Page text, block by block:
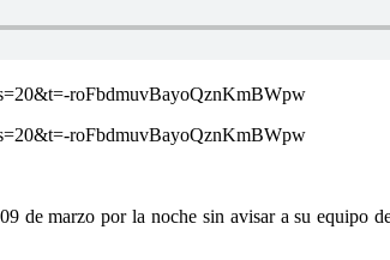
roFbdmuvBayoQznKmBWpw
roFbdmuvBayoQznKmBWpw
de marzo por la noche sin avisar a su equipo